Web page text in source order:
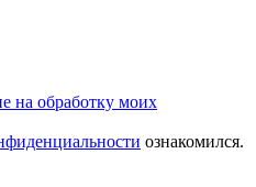
на обработку моих
ознакомился.